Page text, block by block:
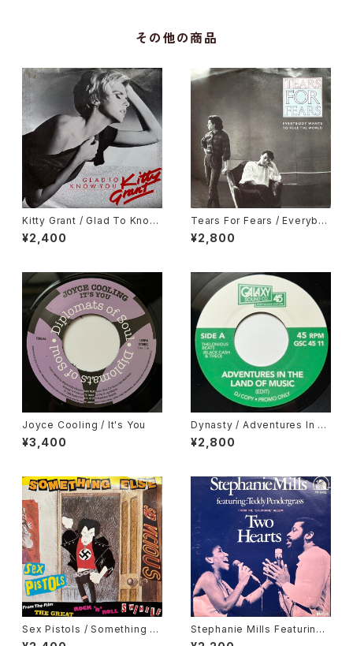
その他の商品
Kitty Grant / Glad To Know
You
¥2,400
Tears For Fears / Everybo
dy Wants To Rule The Worl
d
¥2,800
Joyce Cooling / It's You
¥3,400
Dynasty / Adventures In T
he Land Of Music, Cesar M
ariano & Cia / Metropole
¥2,800
Sex Pistols / Something El
se
Stephanie Mills Featuring
Teddy Pendergrass / Two